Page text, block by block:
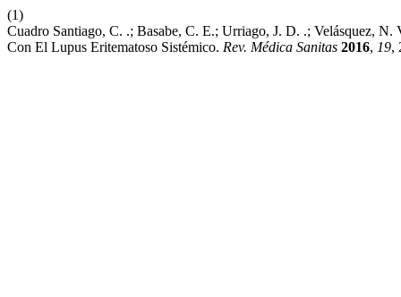
(1)
Cuadro Santiago, C. .; Basabe, C. E.; Urriago, J. D. .; Velásquez,
Con El Lupus Eritematoso Sistémico. Rev. Médica Sanitas 2016, 19,